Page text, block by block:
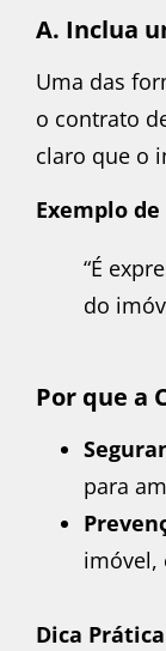
A. Inclua
Uma das
o contrato
claro que o
Exemplo
“É
do
Por que a
para
imóvel,
Dica